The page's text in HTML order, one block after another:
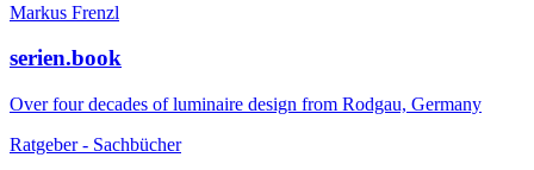
Markus Frenzl
serien.book
Over four decades of luminaire design from Rodgau, Germany
Ratgeber - Sachbücher